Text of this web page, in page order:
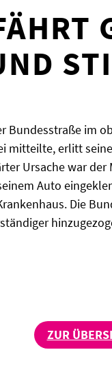
Bundesstraße im
mitteilte, erlitt
Ursache war
Auto
Die
ZUR